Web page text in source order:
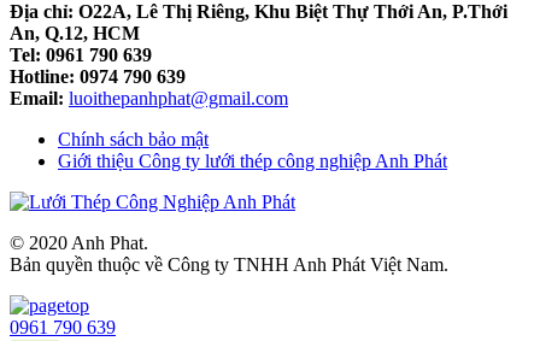
Địa chỉ: O22A, Lê Thị Riêng, Khu Biệt Thự Thới An, P.Thới
An, Q.12, HCM
Tel: 0961 790 639
Hotline: 0974 790 639
Email: luoithepanhphat@gmail.com
Chính sách bảo mật
Giới thiệu Công ty lưới thép công nghiệp Anh Phát
© 2020 Anh Phat.
Bản quyền thuộc về Công ty TNHH Anh Phát Việt Nam.
0961 790 639